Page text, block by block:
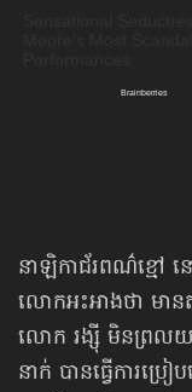
នាឡិកាជ័រពណ៌ខ្មៅ
លោកអះអាងថា មាន
លោក រង្ស៊ី មិនព្រល
នាក់ បានធ្វើការប្